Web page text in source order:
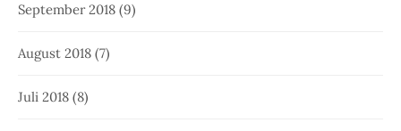
September 2018 (9)
August 2018 (7)
Juli 2018 (8)